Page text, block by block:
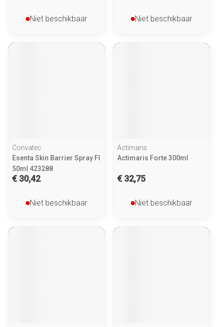
Niet beschikbaar Niet beschikbaar
Convatec
Esenta Skin Barrier Spray Fl
50ml 423288
€ 30,42
Niet beschikbaar
Actimaris
Actimaris Forte 300ml
€ 32,75
Niet beschikbaar